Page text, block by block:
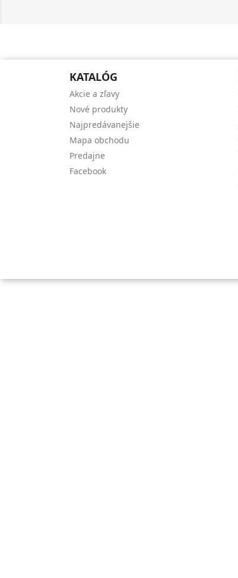
KATALÓG
Akcie a zľavy
Nové produkty
Najpredávanejšie
Mapa obchodu
Predajne
Facebook